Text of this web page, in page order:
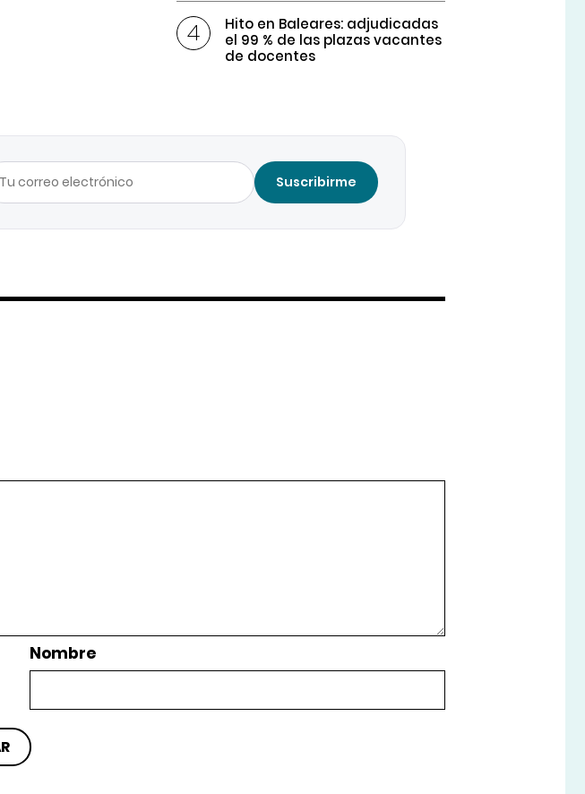
Hito en Baleares: adjudicadas
el 99 % de las plazas vacantes
de docentes
Suscribirme
Nombre